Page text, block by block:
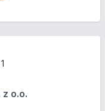
o.o.